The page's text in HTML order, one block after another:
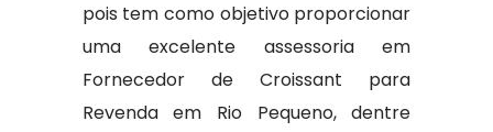
pois tem como objetivo proporcionar
uma excelente assessoria em
Fornecedor de Croissant para
Revenda em Rio Pequeno, dentre